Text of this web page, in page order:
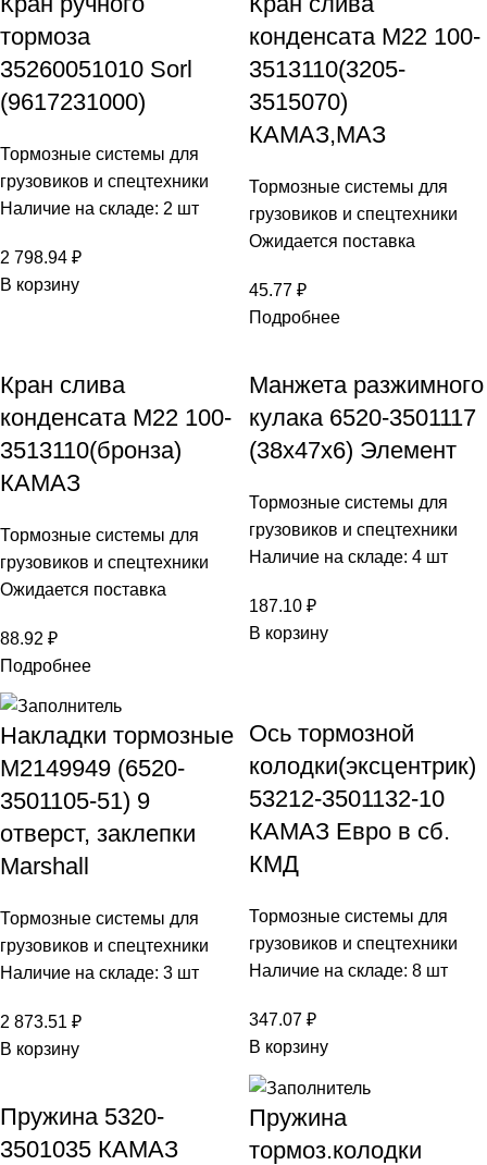
тормоза
35260051010 Sorl
(9617231000)
Тормозные системы для
грузовиков и спецтехники
Наличие на складе: 2 шт
2 798.94 ₽
В корзину
конденсата М22 100-
3513110(3205-
3515070)
КАМАЗ,МАЗ
Тормозные системы для
грузовиков и спецтехники
Ожидается поставка
45.77 ₽
Подробнее
Кран слива
конденсата М22 100-
3513110(бронза)
КАМАЗ
Тормозные системы для
грузовиков и спецтехники
Ожидается поставка
88.92 ₽
Подробнее
Манжета разжимного
кулака 6520-3501117
(38х47х6) Элемент
Тормозные системы для
грузовиков и спецтехники
Наличие на складе: 4 шт
187.10 ₽
В корзину
Накладки тормозные
М2149949 (6520-
3501105-51) 9
отверст, заклепки
Marshall
Тормозные системы для
грузовиков и спецтехники
Наличие на складе: 3 шт
2 873.51 ₽
В корзину
Ось тормозной
колодки(эксцентрик)
53212-3501132-10
КАМАЗ Евро в сб.
КМД
Тормозные системы для
грузовиков и спецтехники
Наличие на складе: 8 шт
347.07 ₽
В корзину
Пружина 5320-
3501035 КАМАЗ
Пружина
тормоз.колодки